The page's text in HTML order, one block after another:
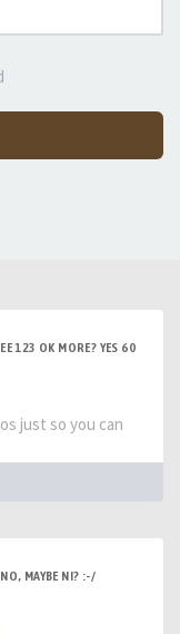
123 OK MORE? YES 60
just so you can
MAYBE NI? :-/